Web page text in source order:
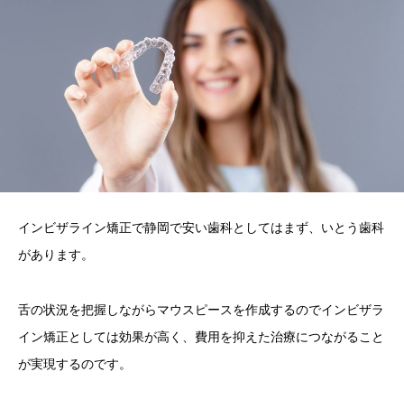
インビザライン矯正で静岡で安い歯科としてはまず、いとう歯科
があります。
舌の状況を把握しながらマウスピースを作成するのでインビザラ
イン矯正としては効果が高く、費用を抑えた治療につながること
が実現するのです。